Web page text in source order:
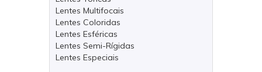
Lentes Multifocais
Lentes Coloridas
Lentes Esféricas
Lentes Semi-Rígidas
Lentes Especiais